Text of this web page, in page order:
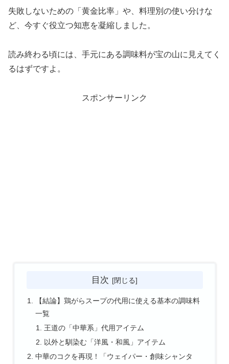
失敗しないための「黄金比率」や、料理別の使い分けな
ど、今すぐ役立つ知恵を凝縮しました。
読み終わる頃には、手元にある調味料が宝の山に見えてく
るはずですよ。
スポンサーリンク
目次
【結論】鶏がらスープの代用に使える基本の調味料
一覧
王道の「中華系」代用アイテム
以外と馴染む「洋風・和風」アイテム
中華のコクを再現！「ウェイパー・創味シャンタ